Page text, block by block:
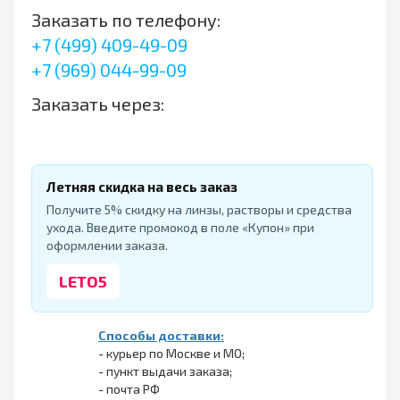
Заказать по телефону:
+7 (499) 409-49-09
+7 (969) 044-99-09
Заказать через:
Летняя скидка на весь заказ
Получите 5% скидку на линзы, растворы и средства
ухода. Введите промокод в поле «Купон» при
оформлении заказа.
LETO5
Способы доставки:
- курьер по Москве и МО;
- пункт выдачи заказа;
- почта РФ